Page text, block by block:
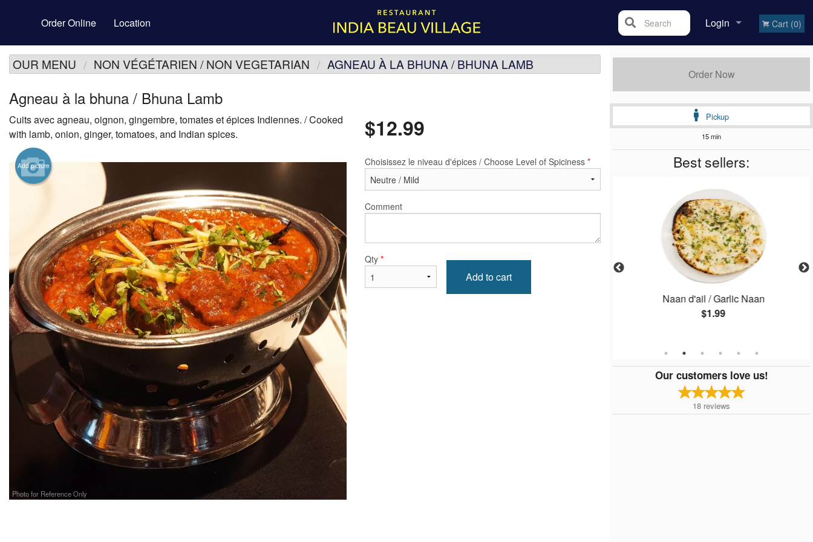
Order Online Location Login
Registration
Cart (0)
Search
Order Now
Pickup
15 min
Best sellers:
Tandoori Naan
$1.99
Pakora aux légumes (assiette, 1 lb) /
Naan d'ail / Garlic Naan
$1.99
Our customers love us!
18 reviews
OUR MENU NON VÉGÉTARIEN / NON VEGETARIAN AGNEAU À LA BHUNA / BHUNA LAMB
Agneau à la bhuna / Bhuna Lamb
Cuits avec agneau, oignon, gingembre, tomates et épices Indiennes. / Cooked
with lamb, onion, ginger, tomatoes, and Indian spices.
Add picture
Photo for Reference Only
$12.99
Choisissez le niveau d'épices / Choose Level of Spiciness *
Comment
Qty *
Add to cart